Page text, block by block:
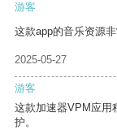
游客
这款app的音乐资源
2025-05-27
游客
这款加速器VPM应用
护。